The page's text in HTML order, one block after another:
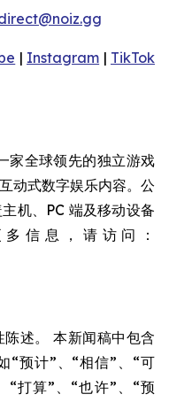
| Instagram | TikTok
全球领先的独立游戏
动式数字娱乐内容。公
机、PC 端及移动设备
信息，请访问：
述。 本新闻稿中包含
“预计”、“相信”、“可
“打算”、“也许”、“预